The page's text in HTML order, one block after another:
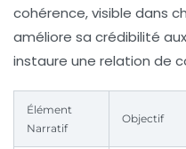
cohérence, visible dans
améliore sa crédibilité
instaure une relation de
Élément
Narratif
Objectif